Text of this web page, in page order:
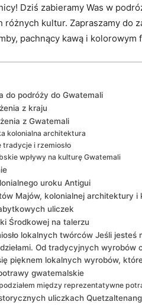
Dziś zabieramy Was w
różnych kultur. Zapraszamy do
pachnący kawą i kolorowym
do podróży do Gwatemali
z kraju
z Gwatemali
kolonialna architektura
tradycje i rzemiosło
wpływy na kulturę Gwatemali
uroku Antigui
Majów, kolonialnej architektury i
uliczek
Środkowej na talerzu
lokalnych twórców Jeśli
Od tradycyjnych
pięknem lokalnych wyrobów,
gwatemalskie
między reprezentatywne
uliczkach